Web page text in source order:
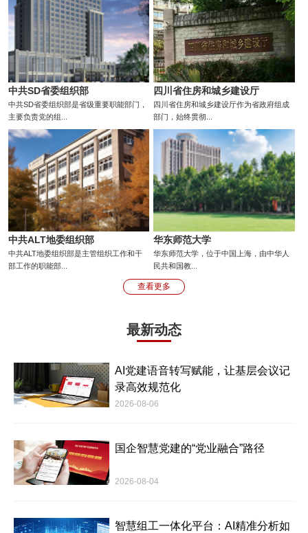
中共SD省委组织部
中共SD省委组织部是省级重要职能部门，
主要负责党的组...
四川省住房和城乡建设厅
四川省住房和城乡建设厅作为省政府组成
部门，始终贯彻...
中共ALT地委组织部
中共ALT地委组织部是主管组织工作和干
部工作的职能部...
华东师范大学
华东师范大学，位于中国上海，由中华人
民共和国教...
查看更多
最新动态
AI党建语音转写赋能，让基层会议记
录高效规范化
2026-08-06
国企智慧党建的“党业融合”路径
2026-08-04
智慧组工一体化平台：AI精准分析如